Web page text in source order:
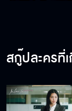
สกู๊ปละครที่